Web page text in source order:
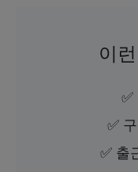
이
✅
✅ 출